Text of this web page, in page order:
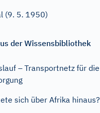
(9. 5. 1950)
der Wissensbibliothek
– Transportnetz für die
sich über Afrika hinaus?